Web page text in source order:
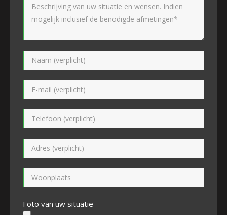
Foto van uw situatie